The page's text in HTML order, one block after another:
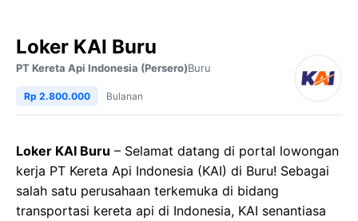
Loker KAI Buru
PT Kereta Api Indonesia (Persero)Buru
Rp 2.800.000 Bulanan
Loker KAI Buru – Selamat datang di portal lowongan
kerja PT Kereta Api Indonesia (KAI) di Buru! Sebagai
salah satu perusahaan terkemuka di bidang
transportasi kereta api di Indonesia, KAI senantiasa